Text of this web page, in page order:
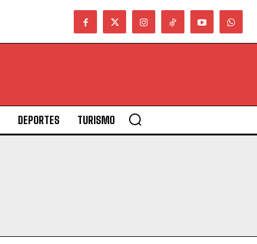
DEPORTES TURISMO